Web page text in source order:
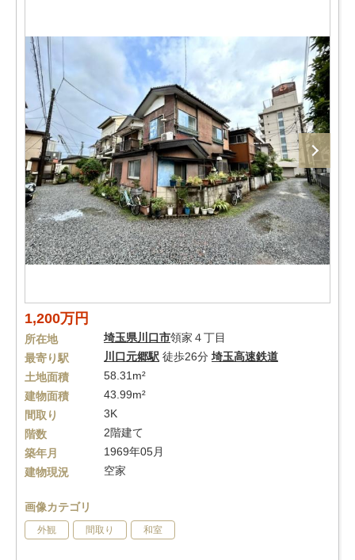
1,200万円
所在地 埼玉県川口市領家４丁目
最寄り駅
川口元郷駅 徒歩26分 埼玉高速鉄道
土地面積
58.31m²
建物面積
43.99m²
間取り
3K
階数
2階建て
築年月
1969年05月
建物現況
空家
画像カテゴリ
外観 間取り 和室